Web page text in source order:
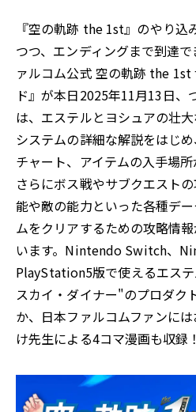
『空の軌跡 the 1st』のやり込
つつ、エンディングまで到達
ァルコム公式 空の軌跡 the 1st
ド』が本日2025年11月13日、
は、エステルとヨシュアの壮大
システムの詳細な解説をはじ
チャート、アイテムの入手場所
さらにボス戦やサブクエスト
能や敵の能力といった各種デ
ムをクリアするための攻略情
います。Nintendo Switch、
PlayStation5版で使えるエス
スカイ・ダイナー"のプロダク
か、日本ファルコムファンに
け先生による4コマ漫画も収録！